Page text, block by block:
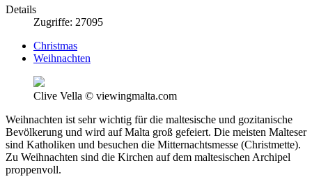
Details
Zugriffe: 27095
Christmas
Weihnachten
Clive Vella © viewingmalta.com
Weihnachten ist sehr wichtig für die maltesische und gozitanische
Bevölkerung und wird auf Malta groß gefeiert. Die meisten Malteser
sind Katholiken und besuchen die Mitternachtsmesse (Christmette).
Zu Weihnachten sind die Kirchen auf dem maltesischen Archipel
proppenvoll.